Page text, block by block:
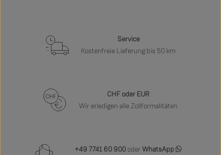
Service
Kostenfreie Lieferung bis 50 km
CHF oder EUR
Wir erledigen alle Zollformalitäten
+49 7741 60 900 oder WhatsApp